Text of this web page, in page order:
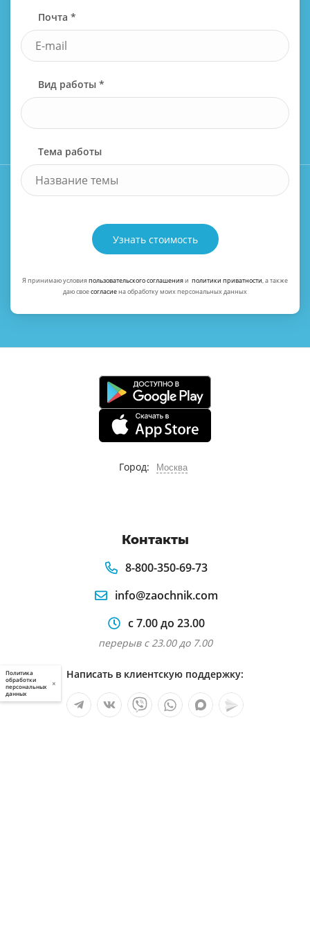
Почта *
Вид работы *
Тема работы
Узнать стоимость
Я принимаю условияпользовательского соглашенияи политики приватности, а также
даю своесогласиена обработку моих персональных данных
Город: Москва
Контакты
8-800-350-69-73
info@zaochnik.com
с 7.00 до 23.00
перерыв с 23.00 до 7.00
Написать в клиентскую поддержку:
Политика
обработки
персональных
данных
×